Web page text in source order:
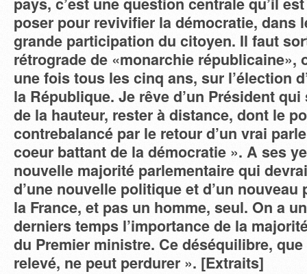
poser pour revivifier la démocratie, dans
grande participation du citoyen. Il faut
rétrograde de «monarchie républicaine»,
une fois tous les cinq ans, sur l’élection
la République. Je rêve d’un Président
de la hauteur, rester à distance, dont le
contrebalancé par le retour d’un vrai
coeur battant de la démocratie ». A ses
nouvelle majorité parlementaire qui
d’une nouvelle politique et d’un nouveau
la France, et pas un homme, seul. On a
derniers temps l’importance de la
du Premier ministre. Ce déséquilibre,
relevé, ne peut perdurer ». [Extraits]